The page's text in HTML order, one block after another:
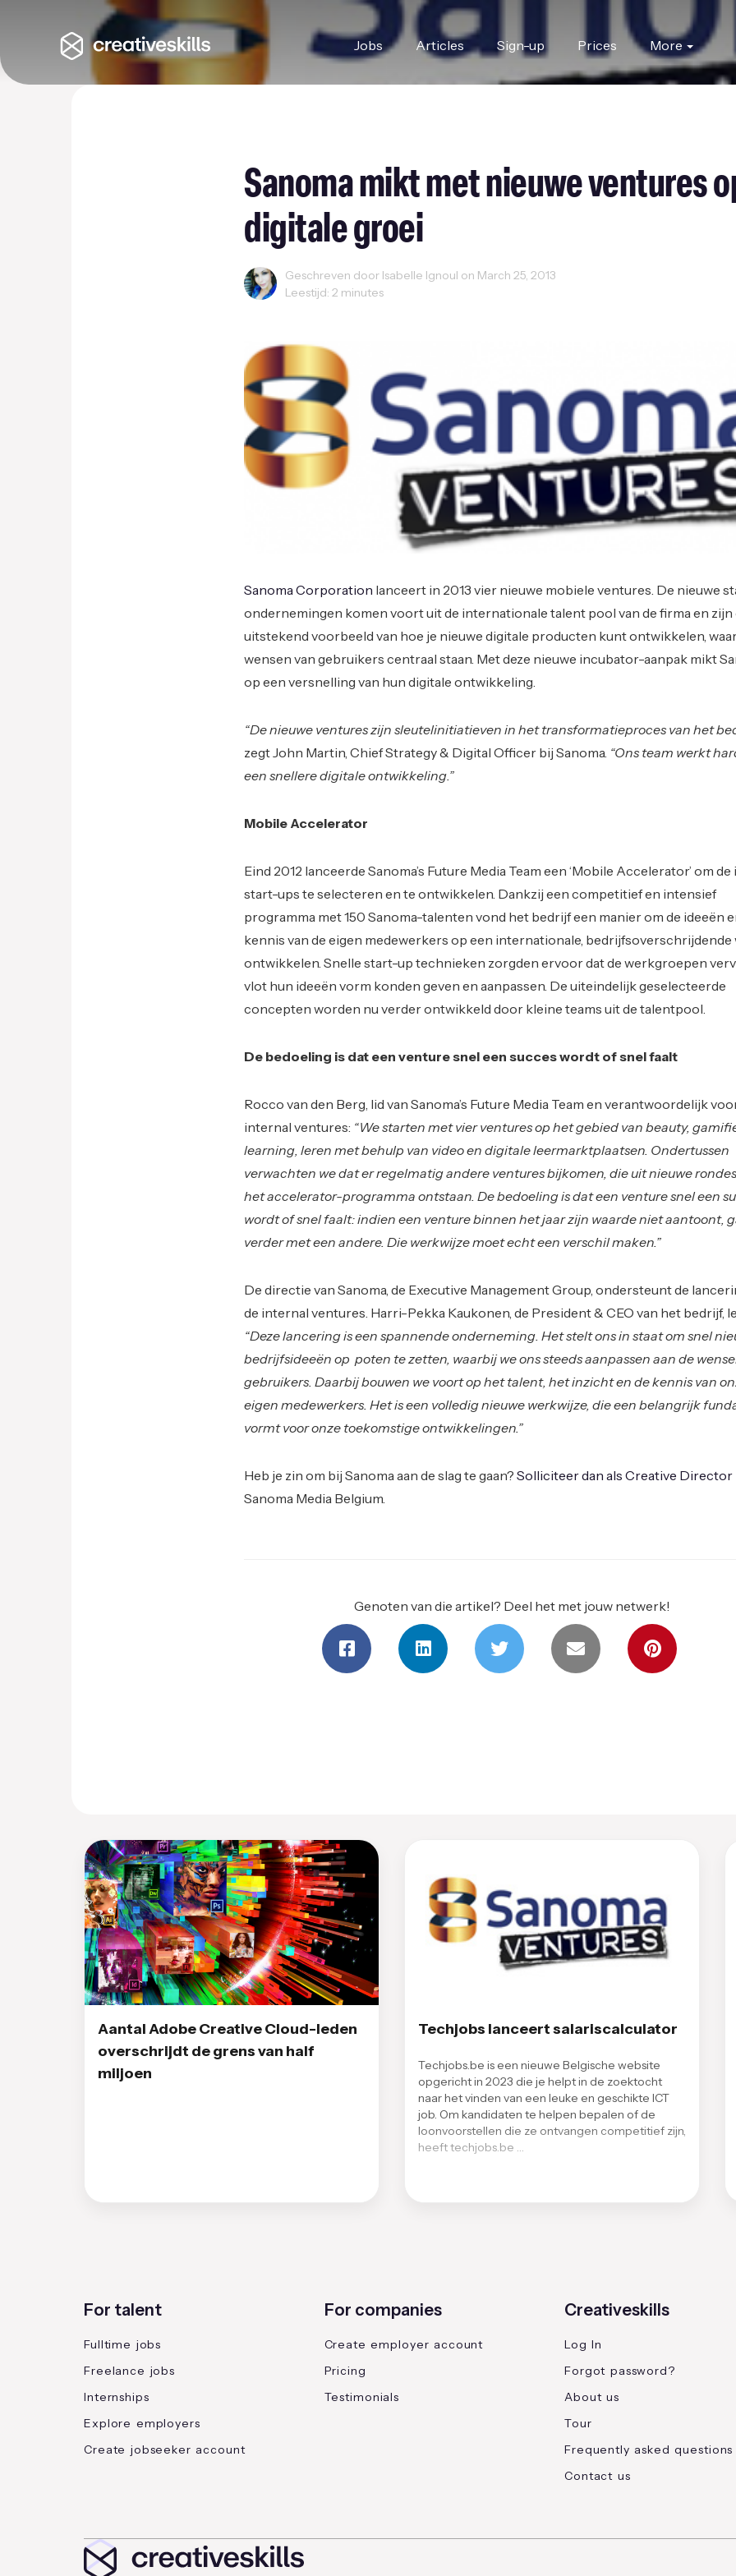
Jobs Articles Sign-up Prices More
Sanoma mikt met nieuwe ventures
digitale groei
Geschreven door Isabelle Ignoul on March 25, 2013
Leestijd: 2 minutes
Sanoma Corporation lanceert in 2013 vier nieuwe mobiele ventures. De nieuwe
ondernemingen komen voort uit de internationale talent pool van de firma en zijn
uitstekend voorbeeld van hoe je nieuwe digitale producten kunt ontwikkelen,
wensen van gebruikers centraal staan. Met deze nieuwe incubator-aanpak mikt
op een versnelling van hun digitale ontwikkeling.
“De nieuwe ventures zijn sleutelinitiatieven in het transformatieproces van het
zegt John Martin, Chief Strategy & Digital Officer bij Sanoma. “Ons team werkt
een snellere digitale ontwikkeling.”
Mobile Accelerator
Eind 2012 lanceerde Sanoma’s Future Media Team een ‘Mobile Accelerator’ om
start-ups te selecteren en te ontwikkelen. Dankzij een competitief en intensief
programma met 150 Sanoma-talenten vond het bedrijf een manier om de ideeën
kennis van de eigen medewerkers op een internationale, bedrijfsoverschrijdende
ontwikkelen. Snelle start-up technieken zorgden ervoor dat de werkgroepen
vlot hun ideeën vorm konden geven en aanpassen. De uiteindelijk geselecteerde
concepten worden nu verder ontwikkeld door kleine teams uit de talentpool.
De bedoeling is dat een venture snel een succes wordt of snel faalt
Rocco van den Berg, lid van Sanoma’s Future Media Team en verantwoordelijk
internal ventures: “We starten met vier ventures op het gebied van beauty,
learning, leren met behulp van video en digitale leermarktplaatsen. Ondertussen
verwachten we dat er regelmatig andere ventures bijkomen, die uit nieuwe
het accelerator-programma ontstaan. De bedoeling is dat een venture snel een
wordt of snel faalt: indien een venture binnen het jaar zijn waarde niet aantoont,
verder met een andere. Die werkwijze moet echt een verschil maken.”
De directie van Sanoma, de Executive Management Group, ondersteunt de
de internal ventures. Harri-Pekka Kaukonen, de President & CEO van het bedrijf,
“Deze lancering is een spannende onderneming. Het stelt ons in staat om snel
bedrijfsideeën op poten te zetten, waarbij we ons steeds aanpassen aan de
gebruikers. Daarbij bouwen we voort op het talent, het inzicht en de kennis van
eigen medewerkers. Het is een volledig nieuwe werkwijze, die een belangrijk
vormt voor onze toekomstige ontwikkelingen.”
Heb je zin om bij Sanoma aan de slag te gaan? Solliciteer dan als Creative Director
Sanoma Media Belgium.
Genoten van die artikel? Deel het met jouw netwerk!
Aantal Adobe Creative Cloud-leden
overschrijdt de grens van half
miljoen
Techjobs lanceert salariscalculator
Techjobs.be is een nieuwe Belgische website
opgericht in 2023 die je helpt in de zoektocht
naar het vinden van een leuke en geschikte ICT
job. Om kandidaten te helpen bepalen of de
loonvoorstellen die ze ontvangen competitief zijn,
heeft techjobs.be …
For talent
Fulltime jobs
Freelance jobs
Internships
Explore employers
Create jobseeker account
For companies
Create employer account
Pricing
Testimonials
Creativeskills
Log In
Forgot password?
About us
Tour
Frequently asked questions
Contact us